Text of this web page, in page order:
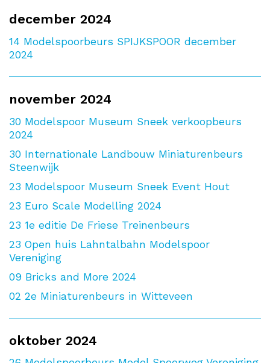
december 2024
14 Modelspoorbeurs SPIJKSPOOR december
2024
november 2024
30 Modelspoor Museum Sneek verkoopbeurs
2024
30 Internationale Landbouw Miniaturenbeurs
Steenwijk
23 Modelspoor Museum Sneek Event Hout
23 Euro Scale Modelling 2024
23 1e editie De Friese Treinenbeurs
23 Open huis Lahntalbahn Modelspoor
Vereniging
09 Bricks and More 2024
02 2e Miniaturenbeurs in Witteveen
oktober 2024